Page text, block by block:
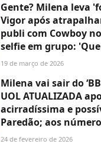
Gente? Milena leva
Vigor após
publi com Cowboy
selfie em grupo:
19 de março de 2026
Milena vai sair do
UOL ATUALIZADA
acirradíssima e
Paredão; aos
24 de fevereiro de 2026